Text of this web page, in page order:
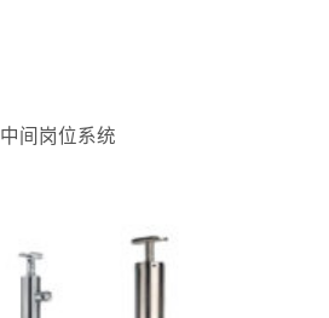
中间岗位系统